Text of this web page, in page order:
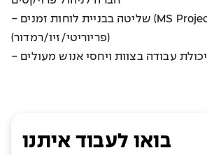
- שליטה בבניית לוחות זמנים (MS Project) ואומדנים לביצוע
(פריוריטי/זיו/רמדור)
- יכולת עבודה בצוות ויחסי אנוש מעולים
בואו לעבוד איתנו